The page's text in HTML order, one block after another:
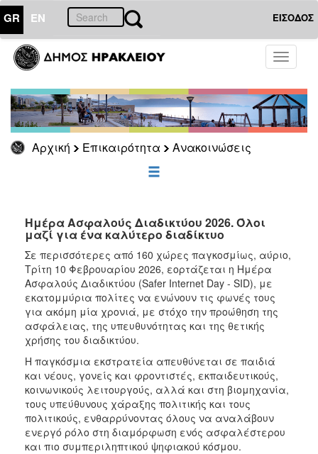
GR EN ΕΙΣΟΔΟΣ
Toggle
Αρχική Επικαιρότητα Ανακοινώσεις
ΕΠΙΚΑΙΡΟΤΗΤΑ
Αρχείο
ΗΡΑΚΛΕΙΟ
Ημέρα Ασφαλούς Διαδικτύου 2026. Όλοι
μαζί για ένα καλύτερο διαδίκτυο
Σε περισσότερες από 160 χώρες παγκοσμίως, αύριο,
Τρίτη 10 Φεβρουαρίου 2026, εορτάζεται η Ημέρα
Ασφαλούς Διαδικτύου (Safer Internet Day - SID), με
εκατομμύρια πολίτες να ενώνουν τις φωνές τους
για ακόμη μία χρονιά, με στόχο την προώθηση της
ασφάλειας, της υπευθυνότητας και της θετικής
χρήσης του διαδικτύου.
Η παγκόσμια εκστρατεία απευθύνεται σε παιδιά
και νέους, γονείς και φροντιστές, εκπαιδευτικούς,
κοινωνικούς λειτουργούς, αλλά και στη βιομηχανία,
τους υπεύθυνους χάραξης πολιτικής και τους
πολιτικούς, ενθαρρύνοντας όλους να αναλάβουν
ενεργό ρόλο στη διαμόρφωση ενός ασφαλέστερου
και πιο συμπεριληπτικού ψηφιακού κόσμου.